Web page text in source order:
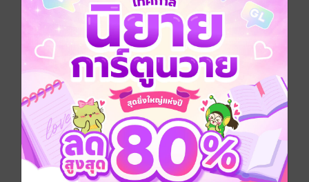
วันที่วางขาย 21 พฤษภาคม 2569
ความยาว 200 หน้า
ราคาปก 125 บาท (ประหยัด 20%)
สนใจเวอร์ชันกระดาษ เชิญทางนี้!
เวอร์ชันกระดาษมีวางขายที่เว็บไซต์สำนัก
พิมพ์ จะไม่มีขายโดย MEB นะจ๊ะ สามารถสั่ง
ซื้อ หรือติดต่อคนขายโดยตรงเลยจ้ะ